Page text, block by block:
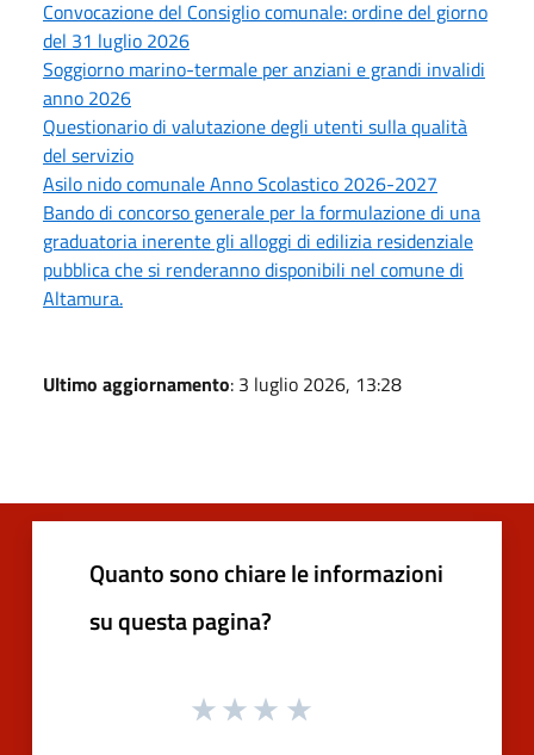
Convocazione del Consiglio comunale: ordine del giorno
del 31 luglio 2026
Soggiorno marino-termale per anziani e grandi invalidi
anno 2026
Questionario di valutazione degli utenti sulla qualità
del servizio
Asilo nido comunale Anno Scolastico 2026-2027
Bando di concorso generale per la formulazione di una
graduatoria inerente gli alloggi di edilizia residenziale
pubblica che si renderanno disponibili nel comune di
Altamura.
Ultimo aggiornamento: 3 luglio 2026, 13:28
Quanto sono chiare le informazioni
su questa pagina?